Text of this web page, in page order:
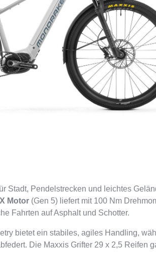
Stadt, Pendelstrecken und leichtes
Motor (Gen 5) liefert mit 100 Nm
Fahrten auf Asphalt und Schotter.
bietet ein stabiles, agiles Handling,
Die Maxxis Grifter 29 x 2,5 Reifen